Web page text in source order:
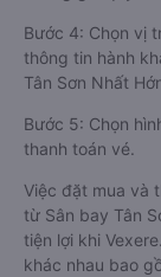
Bước 4: Chọn vị
thông tin hành
Tân Sơn Nhất
Bước 5: Chọn
thanh toán vé.
Việc đặt mua và
từ Sân bay Tân
tiện lợi khi
khác nhau bao